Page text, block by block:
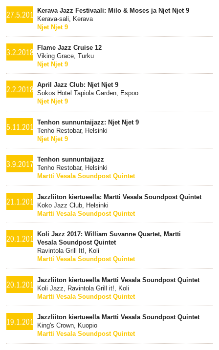
27.5.2018Kerava Jazz Festivaali: Milo & Moses ja Njet Njet 9
Kerava-sali, Kerava
Njet Njet 9
3.2.2018
Flame Jazz Cruise 12
Viking Grace, Turku
Njet Njet 9
2.2.2018
April Jazz Club: Njet Njet 9
Sokos Hotel Tapiola Garden, Espoo
Njet Njet 9
5.11.2017Tenhon sunnuntaijazz: Njet Njet 9
Tenho Restobar, Helsinki
Njet Njet 9
3.9.2017
Tenhon sunnuntaijazz
Tenho Restobar, Helsinki
Martti Vesala Soundpost Quintet
21.1.2017Jazzliiton kiertueella: Martti Vesala Soundpost Quintet
Koko Jazz Club, Helsinki
Martti Vesala Soundpost Quintet
20.1.2017Koli Jazz 2017: William Suvanne Quartet, Martti
Vesala Soundpost Quintet
Ravintola Grill It!, Koli
Martti Vesala Soundpost Quintet
20.1.2017Jazzliiton kiertueella Martti Vesala Soundpost Quintet
Koli Jazz, Ravintola Grill it!, Koli
Martti Vesala Soundpost Quintet
19.1.2017Jazzliiton kiertueella Martti Vesala Soundpost Quintet
King's Crown, Kuopio
Martti Vesala Soundpost Quintet